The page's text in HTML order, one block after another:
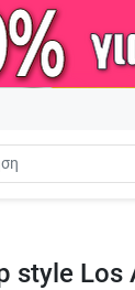
style Los